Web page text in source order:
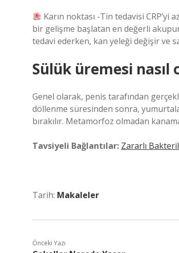
Karın noktası -Tin tedavisi
bir gelişme başlatan en değerli
tedavi ederken, kan yeleği değişir ve
Sülük üremesi nasıl
Genel olarak, penis tarafından
döllenme süresinden sonra,
bırakılır. Metamorfoz olmadan
Tavsiyeli Bağlantılar: Zararlı
Tarih: Makaleler
Önceki Yazı